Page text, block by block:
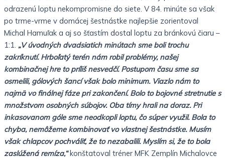
odrazenú loptu nekompromisne do siete. V 84. minúte sa však
po trme-vrme v domácej šestnástke najlepšie zorientoval
Michal Hamuľak a aj so šťastím dostal loptu za bránkovú čiaru –
1:1. „V úvodných dvadsiatich minútach sme boli trochu
zakríknutí. Hrboľatý terén nám robil problémy, našej
kombinačnej hre to príliš nesvedčí. Postupom času sme sa
osmelili, gólových šancí však bolo minimum. Viazlo nám to
najmä vo finálnej fáze pri zakončení. Bolo to bojovné stretnutie s
množstvom osobných súbojov. Oba tímy hrali na doraz. Pri
inkasovanom góle sme neodkopli loptu, čo súper využil. Bola to
chyba, nemôžeme kombinovať vo vlastnej šestnástke. Musím
však chlapcov pochváliť, že to nezabalili. Myslím si, že to bola
zaslúžená remíza,“konštatoval tréner MFK Zemplín Michalovce